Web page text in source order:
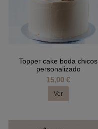
Topper cake boda chicos
personalizado
15,00 €
Ver